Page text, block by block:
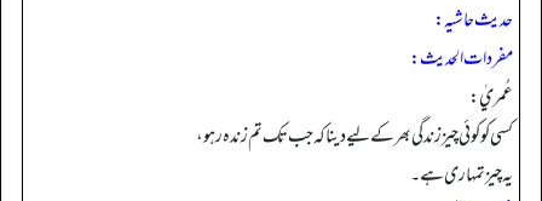
حدیث حاشیہ:
مفردات الحدیث:
عُمريٰ:
کسی کو کوئی چیز زندگی بھر کے لیے دینا کہ جب تک تم زندہ رہو،
یہ چیز تمہاری ہے۔